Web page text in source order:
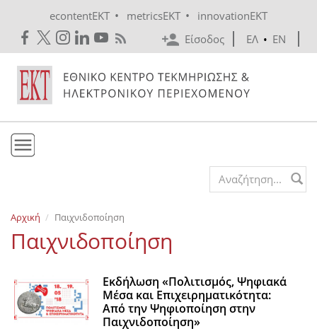
econtentEKT • metricsEKT •
innovationEKT
Είσοδος
ΕΛ • EN
Εκδόσεις
Ενημέρωση
Search form
Αρχική Παιχνιδοποίηση
Παιχνιδοποίηση
Εκδήλωση «Πολιτισμός, Ψηφιακά
Μέσα και Επιχειρηματικότητα:
Από την Ψηφιοποίηση στην
Παιχνιδοποίηση»